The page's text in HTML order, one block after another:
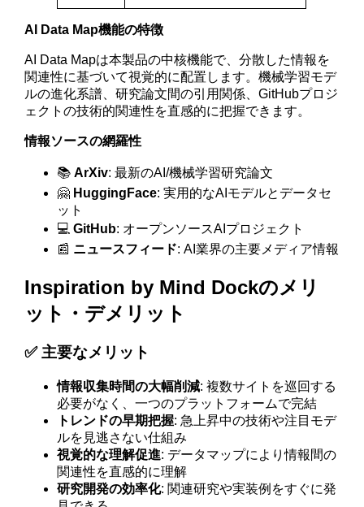
AI Data Map機能の特徴
AI Data Mapは本製品の中核機能で、分散した情報を
関連性に基づいて視覚的に配置します。機械学習モデ
ルの進化系譜、研究論文間の引用関係、GitHubプロジ
ェクトの技術的関連性を直感的に把握できます。
情報ソースの網羅性
📚ArXiv: 最新のAI/機械学習研究論文
🤗 HuggingFace: 実用的なAIモデルとデータセ
ット
💻GitHub: オープンソースAIプロジェクト
📰 ニュースフィード: AI業界の主要メディア情報
Inspiration by Mind Dockのメリ
ット・デメリット
✅ 主要なメリット
情報収集時間の大幅削減: 複数サイトを巡回する
必要がなく、一つのプラットフォームで完結
トレンドの早期把握: 急上昇中の技術や注目モデ
ルを見逃さない仕組み
視覚的な理解促進: データマップにより情報間の
関連性を直感的に理解
研究開発の効率化: 関連研究や実装例をすぐに発